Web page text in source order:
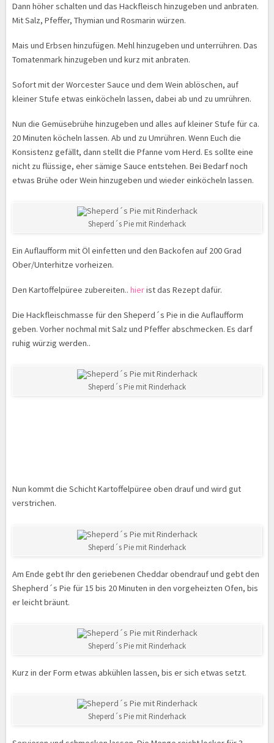
Dann höher schalten und das Hackfleisch hinzugeben und anbraten.
Mit Salz, Pfeffer, Thymian und Rosmarin würzen.
Mais und Erbsen hinzufügen. Mehl hinzugeben und unterrühren. Das
Tomatenmark hinzugeben und kurz mit anbraten.
Sofort mit der Worcester Sauce und dem Wein ablöschen, auf
kleiner Stufe etwas einköcheln lassen, dabei ab und zu umrühren.
Nun die Gemüsebrühe hinzugeben und alles auf kleiner Stufe für ca.
20 Minuten köcheln lassen. Ab und zu Umrühren. Wenn Euch die
Konsistenz gefällt, dann stellt die Pfanne vom Herd. Es sollte eine
nicht zu flüssige, eher sämige Sauce entstehen. Bei Bedarf noch
etwas Brühe oder Wein hinzugeben und wieder einköcheln lassen.
Sheperd´s Pie mit Rinderhack
Ein Auflaufform mit Öl einfetten und den Backofen auf 200 Grad
Ober/Unterhitze vorheizen.
Den Kartoffelpüree zubereiten.. hierist das Rezept dafür.
Die Hackfleischmasse für den Sheperd´s Pie in die Auflaufform
geben. Vorher nochmal mit Salz und Pfeffer abschmecken. Es darf
ruhig würzig werden..
Sheperd´s Pie mit Rinderhack
Nun kommt die Schicht Kartoffelpüree oben drauf und wird gut
verstrichen.
Sheperd´s Pie mit Rinderhack
Am Ende gebt Ihr den geriebenen Cheddar obendrauf und gebt den
Shepherd´s Pie für 15 bis 20 Minuten in den vorgeheizten Ofen, bis
er leicht bräunt.
Sheperd´s Pie mit Rinderhack
Kurz in der Form etwas abkühlen lassen, bis er sich etwas setzt.
Sheperd´s Pie mit Rinderhack